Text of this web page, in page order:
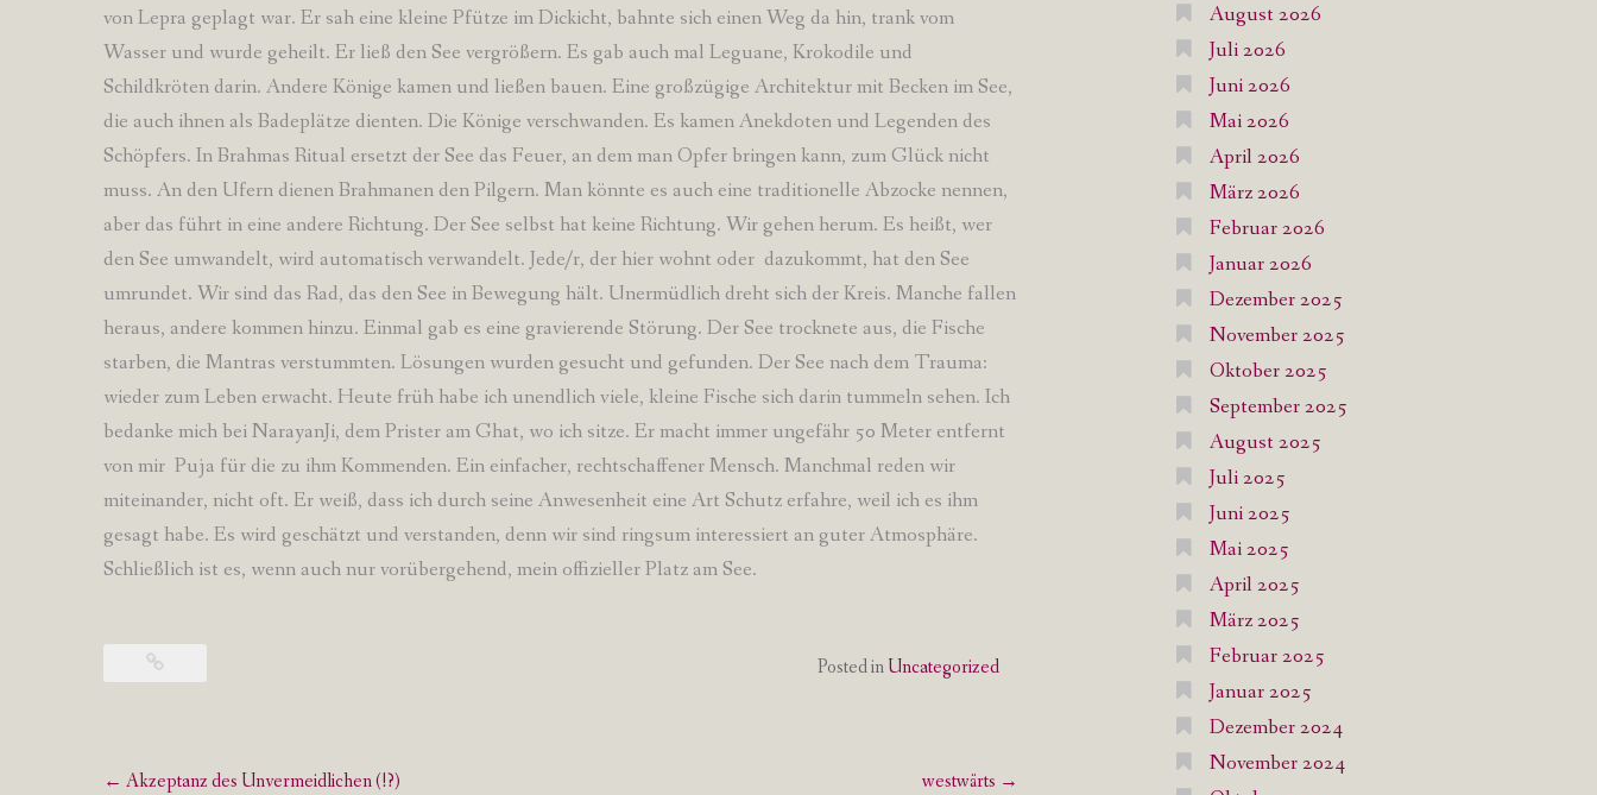
von Lepra geplagt war. Er sah eine kleine Pfütze im Dickicht, bahnte sich einen Weg da hin, trank vom
Wasser und wurde geheilt. Er ließ den See vergrößern. Es gab auch mal Leguane, Krokodile und
Schildkröten darin. Andere Könige kamen und ließen bauen. Eine großzügige Architektur mit Becken im See,
die auch ihnen als Badeplätze dienten. Die Könige verschwanden. Es kamen Anekdoten und Legenden des
Schöpfers. In Brahmas Ritual ersetzt der See das Feuer, an dem man Opfer bringen kann, zum Glück nicht
muss. An den Ufern dienen Brahmanen den Pilgern. Man könnte es auch eine traditionelle Abzocke nennen,
aber das führt in eine andere Richtung. Der See selbst hat keine Richtung. Wir gehen herum. Es heißt, wer
den See umwandelt, wird automatisch verwandelt. Jede/r, der hier wohnt oder dazukommt, hat den See
umrundet. Wir sind das Rad, das den See in Bewegung hält. Unermüdlich dreht sich der Kreis. Manche fallen
heraus, andere kommen hinzu. Einmal gab es eine gravierende Störung. Der See trocknete aus, die Fische
starben, die Mantras verstummten. Lösungen wurden gesucht und gefunden. Der See nach dem Trauma:
wieder zum Leben erwacht. Heute früh habe ich unendlich viele, kleine Fische sich darin tummeln sehen. Ich
bedanke mich bei NarayanJi, dem Prister am Ghat, wo ich sitze. Er macht immer ungefähr 50 Meter entfernt
von mir Puja für die zu ihm Kommenden. Ein einfacher, rechtschaffener Mensch. Manchmal reden wir
miteinander, nicht oft. Er weiß, dass ich durch seine Anwesenheit eine Art Schutz erfahre, weil ich es ihm
gesagt habe. Es wird geschätzt und verstanden, denn wir sind ringsum interessiert an guter Atmosphäre.
Schließlich ist es, wenn auch nur vorübergehend, mein offizieller Platz am See.
Posted inUncategorized
Post
← Akzeptanz des Unvermeidlichen (!?) westwärts →
August 2026
Juli 2026
Juni 2026
Mai 2026
April 2026
März 2026
Februar 2026
Januar 2026
Dezember 2025
November 2025
Oktober 2025
September 2025
August 2025
Juli 2025
Juni 2025
Mai 2025
April 2025
März 2025
Februar 2025
Januar 2025
Dezember 2024
November 2024